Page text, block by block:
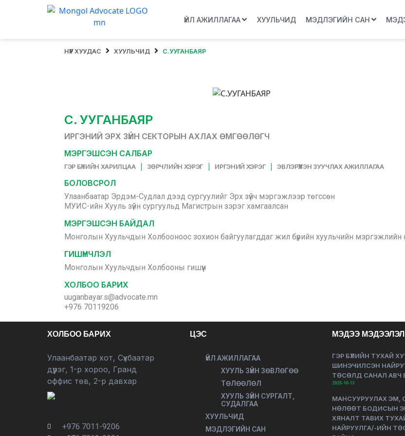
ҮЙЛ АЖИЛЛАГАА ХУУЛЬЧИД МЭДЛЭГИЙН САН
НҮҮР ХУУДАС ХУУЛЬЧИД С.УУГАНБАЯР
С. УУГАНБАЯР
ИРГЭНИЙ ЭРХ ЗҮЙН СЕКТОРЫН АХЛАХ ӨМГӨӨЛӨГЧ
МЭРГЭШСЭН САЛБАР
ГЭР БҮЛИЙН ХАРИЛЦАА | ЗӨРЧЛИЙН ХЭРЭГ | ИРГЭНИЙ ХЭРЭГ | ЭВЛЭРҮҮЛЭН ЗУУЧЛАХ АЖИЛЛАГАА
БОЛОВСРОЛ
Улаанбаатар Эрдэм-Судлал дээд сургуулийг Эрх зүйч мэргэжлээр төгссөн
МУИС-ийн Хууль зүйн сургуульд Магистрын зэрэг хамгаалсан
МЭРГЭШСЭН БАЙДАЛ
Монголын Хуульчдын Холбооноос зохион байгуулагддаг жил бүрийн хуульчийн мэргэжлийн
ГИШҮҮНЧЛЭЛ
Монголын Хуульчдын Холбооны гишүүн
ХОЛБОО БАРИХ
uuganbayar.s@advocate.mn
+976 70119206
ХОЛБОО БАРИХ
Улаанбаатар хот, Сүхбаатар
дүүрэг, 1-р хороо, Гранд
оффис төв, 2-р давхар
+976 7011-9206
ЦЭС
ҮЙЛ АЖИЛЛАГАА
ХУУЛЬ ЗҮЙН ЗӨВЛӨГӨӨ
ТӨЛӨӨЛӨЛ
ХУУЛЬ ЗҮЙН СУРГАЛТ,
СУДАЛГАА
ХУУЛЬЧИД
МЭДЛЭГИЙН САН
МЭДЭЭ МЭДЭЭЛЭЛ
ГЭР БҮЛИЙН ТУХАЙ
ШИНЭЧИЛСЭН
ТӨСӨЛД САНАЛ АВЧ
2025-10-13
МАНСУУРУУЛАХ ЭМ,
НӨЛӨӨТ БОДИСЫН
ХЯНАЛТ ТАВИХ
НАЙРУУЛГА/-ИЙН